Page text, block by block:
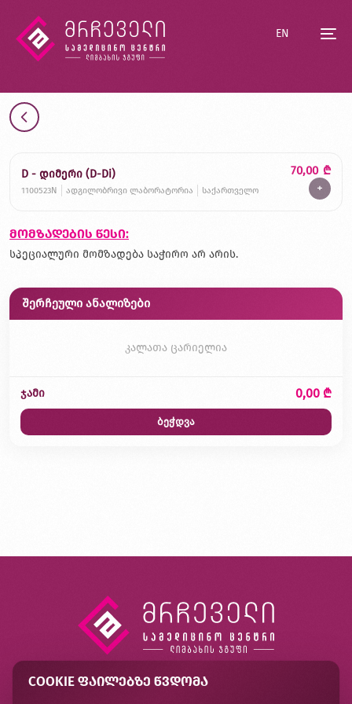
EN
D - დიმერი (D-Di)
1100523N ადგილობრივი ლაბორატორია საქართველო
70,00 ₾
+
მომზადების წესი:
სპეციალური მომზადება საჭირო არ არის.
შერჩეული ანალიზები
კალათა ცარიელია
ჯამი 0,00 ₾
ბეჭდვა
COOKIE ᲤᲐᲘᲚᲔᲑᲖᲔ ᲬᲕᲓᲝᲛᲐ